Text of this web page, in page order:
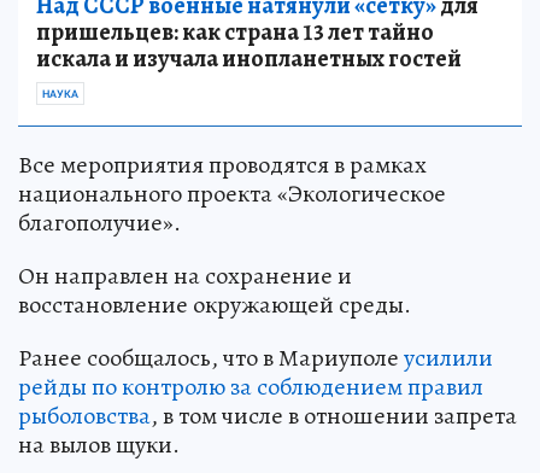
пришельцев: как страна 13 лет тайно
искала и изучала инопланетных гостей
НАУКА
Все мероприятия проводятся в рамках
национального проекта «Экологическое
благополучие».
Он направлен на сохранение и
восстановление окружающей среды.
Ранее сообщалось, что в Мариуполеусилили
рейды по контролю за соблюдением правил
рыболовства, в том числе в отношении запрета
на вылов щуки.